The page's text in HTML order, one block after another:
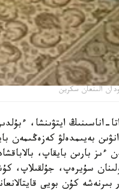
الىنعان سكرين
اناسىنىڭ ايتۋىنشا،
بەيىمدەلۋ كەزەڭىمەن
ءىز بارىن بايقاپ،
سۇيرەپ، جۇلقىلاپ،
بىرنەشە كۇن بويى